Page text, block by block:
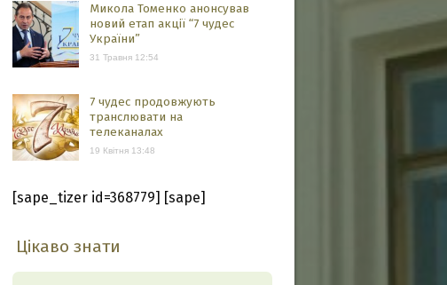
Микола Томенко анонсував
новий етап акції “7 чудес
України”
31 Травня 12:54
7 чудес продовжують
транслювати на
телеканалах
19 Квітня 13:48
[sape_tizer id=368779] [sape]
Цікаво знати